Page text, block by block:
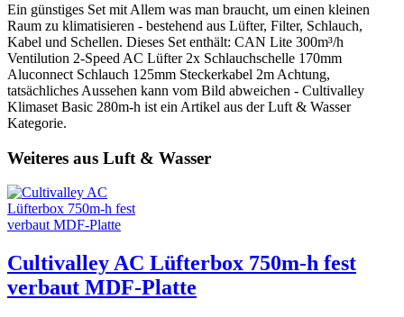
Ein günstiges Set mit Allem was man braucht, um einen kleinen
Raum zu klimatisieren - bestehend aus Lüfter, Filter, Schlauch,
Kabel und Schellen. Dieses Set enthält: CAN Lite 300m³/h
Ventilution 2-Speed AC Lüfter 2x Schlauchschelle 170mm
Aluconnect Schlauch 125mm Steckerkabel 2m Achtung,
tatsächliches Aussehen kann vom Bild abweichen - Cultivalley
Klimaset Basic 280m-h ist ein Artikel aus der Luft & Wasser
Kategorie.
Weiteres aus Luft & Wasser
Cultivalley AC Lüfterbox 750m-h fest
verbaut MDF-Platte